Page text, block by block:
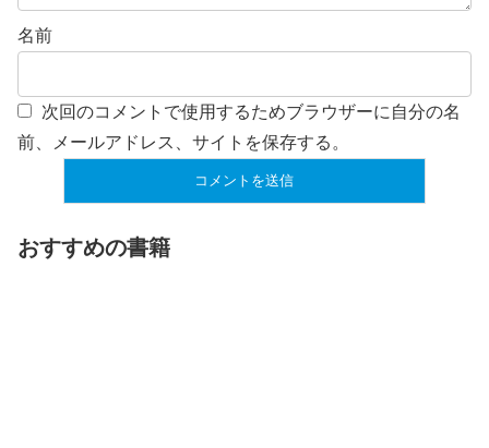
名前
次回のコメントで使用するためブラウザーに自分の名
前、メールアドレス、サイトを保存する。
おすすめの書籍